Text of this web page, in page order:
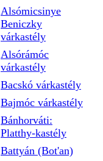
Alsómicsinye
Beniczky
várkastély
Alsórámóc
várkastély
Bacskó várkastély
Bajmóc várkastély
Bánhorváti:
Platthy-kastély
Battyán (Bot'an)